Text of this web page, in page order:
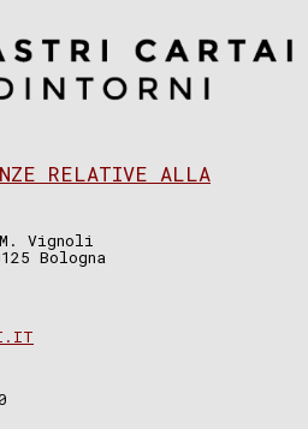
RELATIVE ALLA
Vignoli
Bologna